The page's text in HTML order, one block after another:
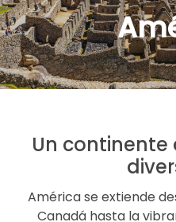
Un
América se extiende
Canadá hasta la